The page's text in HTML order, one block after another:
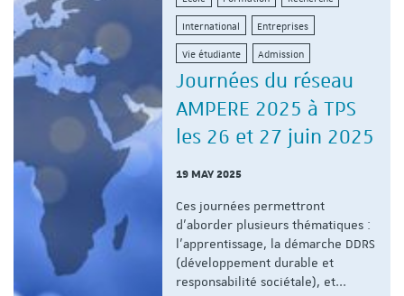
International Entreprises
Vie étudiante Admission
Journées du réseau
AMPERE 2025 à TPS
les 26 et 27 juin 2025
19 MAY 2025
Ces journées permettront
d'aborder plusieurs thématiques :
l'apprentissage, la démarche DDRS
(développement durable et
responsabilité sociétale), et...